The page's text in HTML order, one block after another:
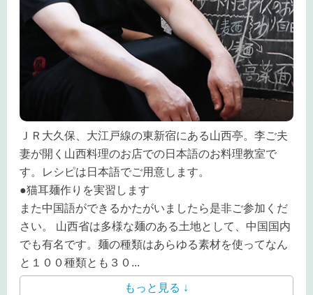
ＪＲ大久保、大江戸線の東新宿にある山西亭。李ご夫
妻が開く山西料理のお店での日本語のお料理教室で
す。レシピは日本語でご用意します。
●猫耳麺作りを実習します
また中国語ができるかたがいましたら是非ご参加くだ
さい。 山西省は多様な麺のある土地として、中国国内
でも有名です。麺の種類はあらゆる素材を使ってなん
と１００種類とも３０ ...
もっと見る ↓